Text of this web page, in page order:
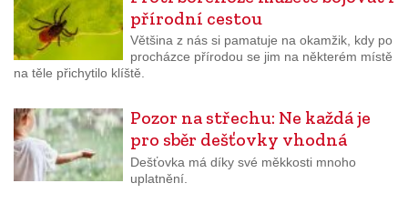
přírodní cestou
Většina z nás si pamatuje na okamžik, kdy po
procházce přírodou se jim na některém místě
na těle přichytilo klíště.
Pozor na střechu: Ne každá je
pro sběr dešťovky vhodná
Dešťovka má díky své měkkosti mnoho
uplatnění.